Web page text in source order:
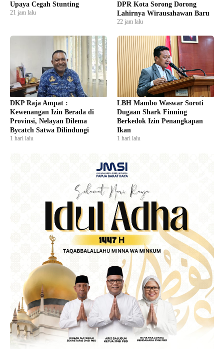
Upaya Cegah Stunting
21 jam lalu
DPR Kota Sorong Dorong
Lahirnya Wirausahawan Baru
22 jam lalu
DKP Raja Ampat :
Kewenangan Izin Berada di
Provinsi, Nelayan Dilema
Bycatch Satwa Dilindungi
1 hari lalu
LBH Mambo Waswar Soroti
Dugaan Shark Finning
Berkedok Izin Penangkapan
Ikan
1 hari lalu